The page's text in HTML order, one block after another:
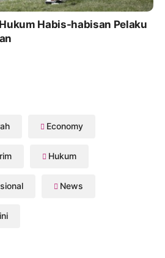
Habis-habisan Pelaku
Economy
Hukum
News